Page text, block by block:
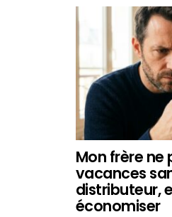
Mon frère ne
vacances
distributeur,
économiser